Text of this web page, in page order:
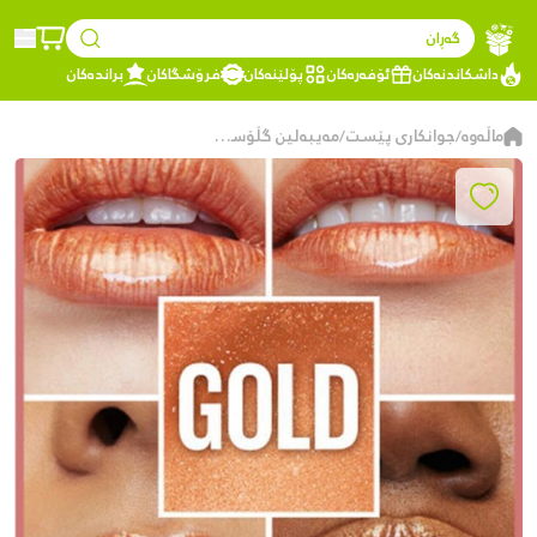
گەڕان
داشکاندنەکان
ئۆفەرەکان پۆلێنەکان فرۆشگاکان براندەکان
ماڵەوە/جوانکاری پێست/ مەیبەلین گڵۆسی لێو شێدارکەرەوە + 5.4 مل - 19ڕەنگی زێڕی